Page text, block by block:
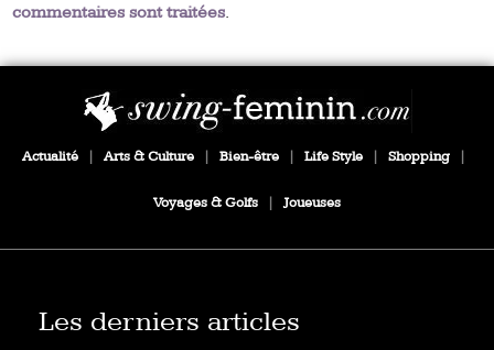
commentaires sont traitées.
Actualité | Arts & Culture | Bien-être | Life Style | Shopping |
Voyages & Golfs | Joueuses
Les derniers articles